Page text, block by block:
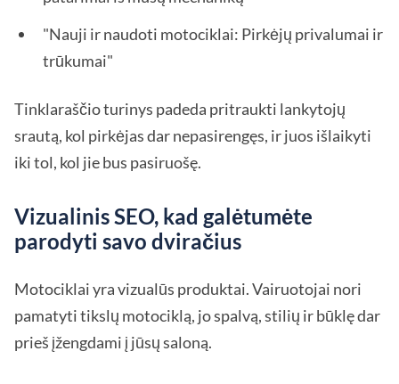
"Nauji ir naudoti motociklai: Pirkėjų privalumai ir
trūkumai"
Tinklaraščio turinys padeda pritraukti lankytojų
srautą, kol pirkėjas dar nepasirengęs, ir juos išlaikyti
iki tol, kol jie bus pasiruošę.
Vizualinis SEO, kad galėtumėte
parodyti savo dviračius
Motociklai yra vizualūs produktai. Vairuotojai nori
pamatyti tikslų motociklą, jo spalvą, stilių ir būklę dar
prieš įžengdami į jūsų saloną.